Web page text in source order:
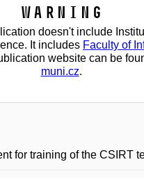
Warning
doesn't include
It includes Faculty of
website can be
muni.cz.
for training of the CSIRT